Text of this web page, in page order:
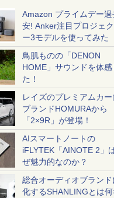
Amazon プライムデー過
安! Anker注目プロジェ
ー3モデルを使ってみた
鳥肌ものの「DENON
HOME」サウンドを体感
た！
レイズのプレミアムカー
ブランドHOMURAから
「2×9R」が登場！
AIスマートノートの
iFLYTEK「AINOTE 2」
ぜ魅力的なのか？
総合オーディオブランド
化するSHANLINGとは